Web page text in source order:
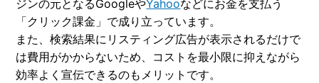
ジンの元となるGoogleやYahooなどにお金を支払う
「クリック課金」で成り立っています。
また、検索結果にリスティング広告が表示されるだけで
は費用がかからないため、コストを最小限に抑えながら
効率よく宣伝できるのもメリットです。